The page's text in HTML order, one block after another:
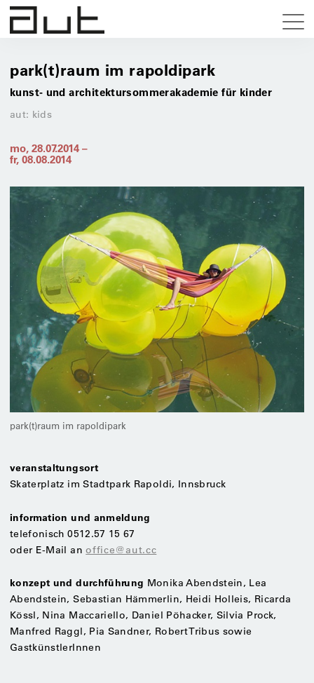
park(t)raum im rapoldipark
kunst- und architektursommerakademie für kinder
aut: kids
mo, 28.07.2014 –
fr, 08.08.2014
park(t)raum im rapoldipark
veranstaltungsort
Skaterplatz im Stadtpark Rapoldi, Innsbruck
information und anmeldung
telefonisch 0512.57 15 67
oder E-Mail anoffice@aut.cc
konzept und durchführung Monika Abendstein, Lea
Abendstein, Sebastian Hämmerlin, Heidi Holleis, Ricarda
Kössl, Nina Maccariello, Daniel Pöhacker, Silvia Prock,
Manfred Raggl, Pia Sandner, Robert Tribus sowie
GastkünstlerInnen